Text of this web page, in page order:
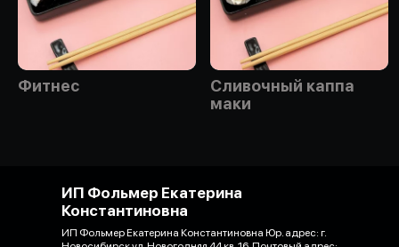
Фитнес
Сливочный каппа
маки
ИП Фольмер Екатерина
Константиновна
ИП Фольмер Екатерина Константиновна Юр. адрес: г.